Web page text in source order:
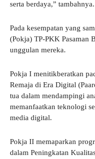
serta berdaya,” tambahnya.
Pada kesempatan yang
(Pokja) TP-PKK Pasaman
unggulan mereka.
Pokja I menitikberatkan
Remaja di Era Digital
tua dalam mendampingi
memanfaatkan teknologi
media digital.
Pokja II memaparkan
dalam Peningkatan